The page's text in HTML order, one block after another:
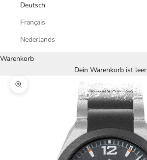
Deutsch
Français
Nederlands
Warenkorb
Dein Warenkorb ist leer
Bild vergrößern